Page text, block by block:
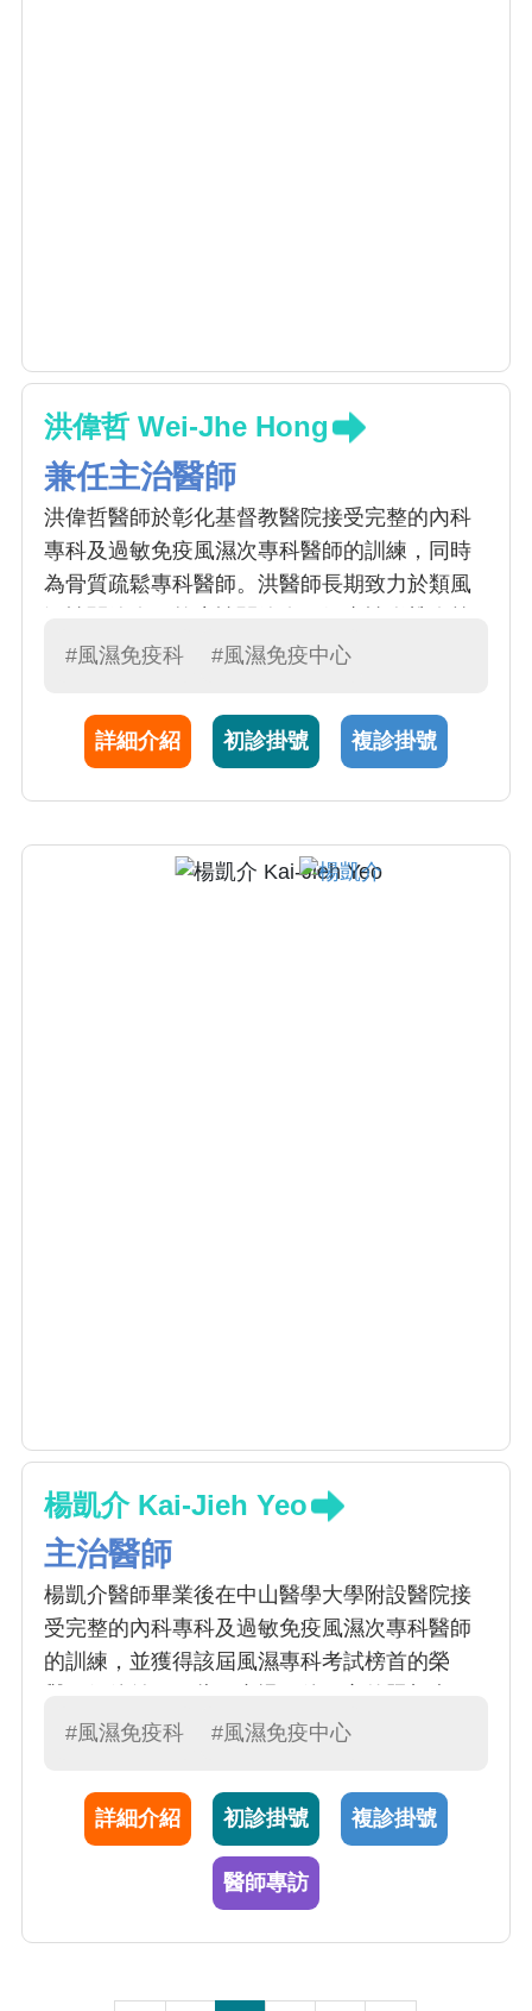
洪偉哲 Wei-Jhe Hong
兼任主治醫師
洪偉哲醫師於彰化基督教醫院接受完整的內科
專科及過敏免疫風濕次專科醫師的訓練，同時
為骨質疏鬆專科醫師。洪醫師長期致力於類風
發炎性關節炎的研究與治療，並且積極參與以
究。
#風濕免疫科 #風濕免疫中心
詳細介紹 初診掛號 複診掛號
楊凱介 Kai-Jieh Yeo
主治醫師
楊凱介醫師畢業後在中山醫學大學附設醫院接
受完整的內科專科及過敏免疫風濕次專科醫師
的訓練，並獲得該屆風濕專科考試榜首的榮
人，也同時熱心於教學，故連續七年榮獲中山
#風濕免疫科 #風濕免疫中心
詳細介紹 初診掛號 複診掛號
醫師專訪